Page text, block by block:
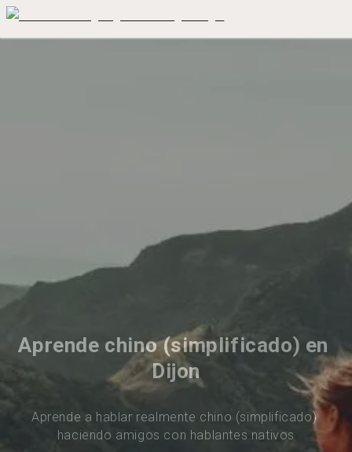
Aprende chino (simplificado) en
Dijon
Aprende a hablar realmente chino (simplificado)
haciendo amigos con hablantes nativos